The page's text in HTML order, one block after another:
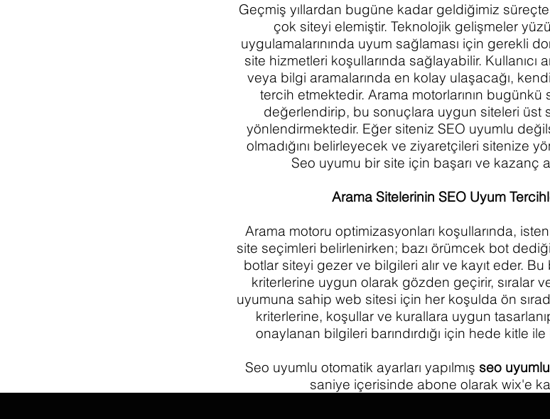
Geçmiş yıllardan bugüne kadar geldiğimiz süreçte,
çok siteyi elemiştir. Teknolojik gelişmeler
uygulamalarınında uyum sağlaması için gerekli
site hizmetleri koşullarında sağlayabilir. Kullanıcı
veya bilgi aramalarında en kolay ulaşacağı,
tercih etmektedir. Arama motorlarının
değerlendirip, bu sonuçlara uygun siteleri üst
yönlendirmektedir. Eğer siteniz SEO uyumlu
olmadığını belirleyecek ve ziyaretçileri sitenize
Seo uyumu bir site için başarı ve kazanç
Arama Sitelerinin SEO Uyum
Arama motoru optimizasyonları koşullarında,
site seçimleri belirlenirken; bazı örümcek bot
botlar siteyi gezer ve bilgileri alır ve kayıt eder.
kriterlerine uygun olarak gözden geçirir, sıralar
uyumuna sahip web sitesi için her koşulda ön
kriterlerine, koşullar ve kurallara uygun
onaylanan bilgileri barındırdığı için hede kitle
Seo uyumlu otomatik ayarları yapılmış seo
saniye içerisinde abone olarak